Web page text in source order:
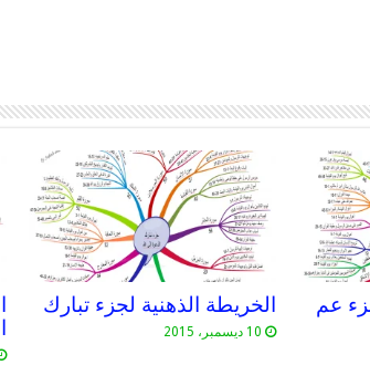
الخريطة الذهنية لجزء تبارك
10 ديسمبر، 2015